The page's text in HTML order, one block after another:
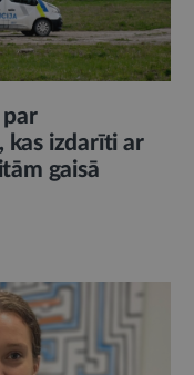
kas izdarīti ar
gaisā